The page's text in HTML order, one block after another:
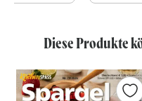
Diese Produkte